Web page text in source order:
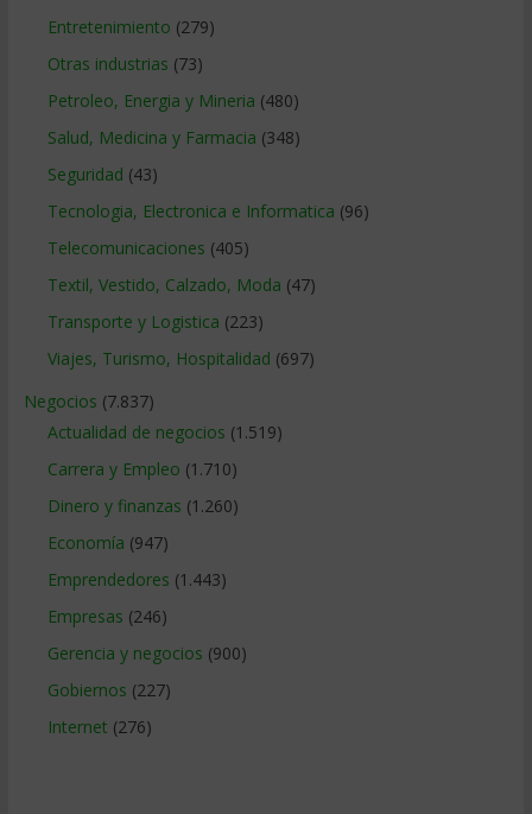
Entretenimiento (279)
Otras industrias (73)
Petroleo, Energia y Mineria (480)
Salud, Medicina y Farmacia (348)
Seguridad (43)
Tecnologia, Electronica e Informatica (96)
Telecomunicaciones (405)
Textil, Vestido, Calzado, Moda (47)
Transporte y Logistica (223)
Viajes, Turismo, Hospitalidad (697)
Negocios (7.837)
Actualidad de negocios (1.519)
Carrera y Empleo (1.710)
Dinero y finanzas (1.260)
Economía (947)
Emprendedores (1.443)
Empresas (246)
Gerencia y negocios (900)
Gobiernos (227)
Internet (276)